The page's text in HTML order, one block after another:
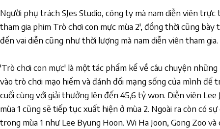
Người phụ trách SJes Studio, công ty mà nam diễn viên trực
tham gia phim Trò chơi con mực mùa 2', đồng thời cũng
đến vai diễn cũng như thời lượng mà nam diễn viên tham gia.
'Trò chơi con mực' là một tác phẩm kể về câu chuyện
vào trò chơi mạo hiểm và đánh đổi mạng sống của mình để
cuối cùng với giải thưởng lên đến 45,6 tỷ won. Diễn viên Lee
mùa 1 cũng sẽ tiếp tục xuất hiện ở mùa 2. Ngoài ra còn có
trong mùa 1 như Lee Byung Hoon. Wi Ha Joon, Gong Zoo và